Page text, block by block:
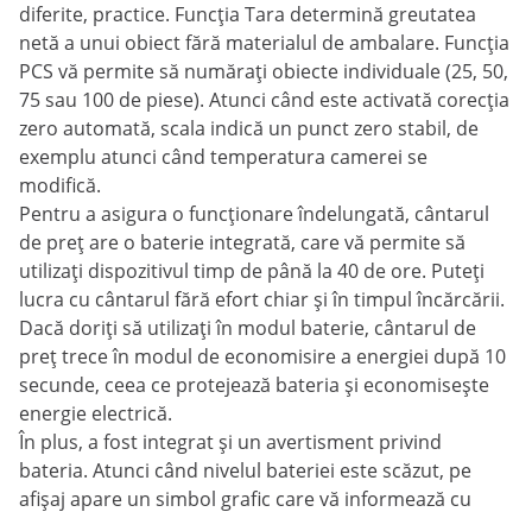
diferite, practice. Funcția Tara determină greutatea
netă a unui obiect fără materialul de ambalare. Funcția
PCS vă permite să numărați obiecte individuale (25, 50,
75 sau 100 de piese). Atunci când este activată corecția
zero automată, scala indică un punct zero stabil, de
exemplu atunci când temperatura camerei se
modifică.
Pentru a asigura o funcționare îndelungată, cântarul
de preț are o baterie integrată, care vă permite să
utilizați dispozitivul timp de până la 40 de ore. Puteți
lucra cu cântarul fără efort chiar și în timpul încărcării.
Dacă doriți să utilizați în modul baterie, cântarul de
preț trece în modul de economisire a energiei după 10
secunde, ceea ce protejează bateria și economisește
energie electrică.
În plus, a fost integrat și un avertisment privind
bateria. Atunci când nivelul bateriei este scăzut, pe
afișaj apare un simbol grafic care vă informează cu